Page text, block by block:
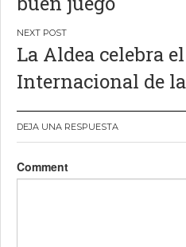
entradas
La Aldea celebra
Internacional de
DEJA UNA RESPUESTA
Comment